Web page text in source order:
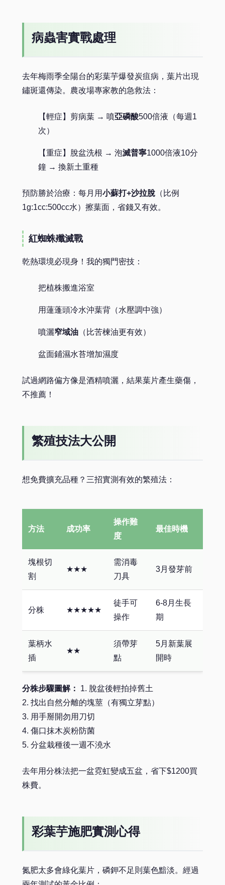
病蟲害實戰處理
去年梅雨季全陽台的彩葉芋爆發炭疽病，葉片出現
鏽斑還傳染。農改場專家教的急救法：
【輕症】剪病葉 → 噴亞磷酸500倍液（每週1
次）
【重症】脫盆洗根 → 泡滅普寧1000倍液10分
鐘 → 換新土重種
預防勝於治療：每月用小蘇打+沙拉脫 （比例
1g:1cc:500cc水）擦葉面，省錢又有效。
紅蜘蛛殲滅戰
乾熱環境必現身！我的獨門密技：
把植株搬進浴室
用蓮蓬頭冷水沖葉背（水壓調中強）
噴灑窄域油 （比苦楝油更有效）
盆面鋪濕水苔增加濕度
試過網路偏方像是酒精噴灑，結果葉片產生藥傷，
不推薦！
繁殖技法大公開
想免費擴充品種？三招實測有效的繁殖法：
方法 成功率
操作難
度
最佳時機
塊根切
割
★★★
需消毒
刀具
3月發芽前
分株 ★★★★★
徒手可
操作
6-8月生長
期
葉柄水
插
★★
須帶芽
點
5月新葉展
開時
分株步驟圖解：
1. 脫盆後輕拍掉舊土
2. 找出自然分離的塊莖（有獨立芽點）
3. 用手掰開勿用刀切
4. 傷口抹木炭粉防菌
5. 分盆栽種後一週不澆水
去年用分株法把一盆霓虹變成五盆，省下$1200買
株費。
彩葉芋施肥實測心得
氮肥太多會綠化葉片，磷鉀不足則葉色黯淡。經過